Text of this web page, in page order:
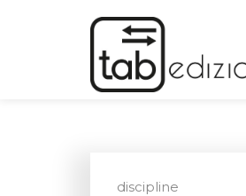
discipline